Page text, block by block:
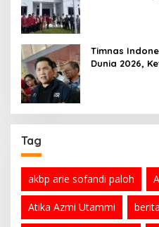
Timnas
Dunia 2026,
Tag
akbp arie sofandi paloh
Atika Azmi Utammi